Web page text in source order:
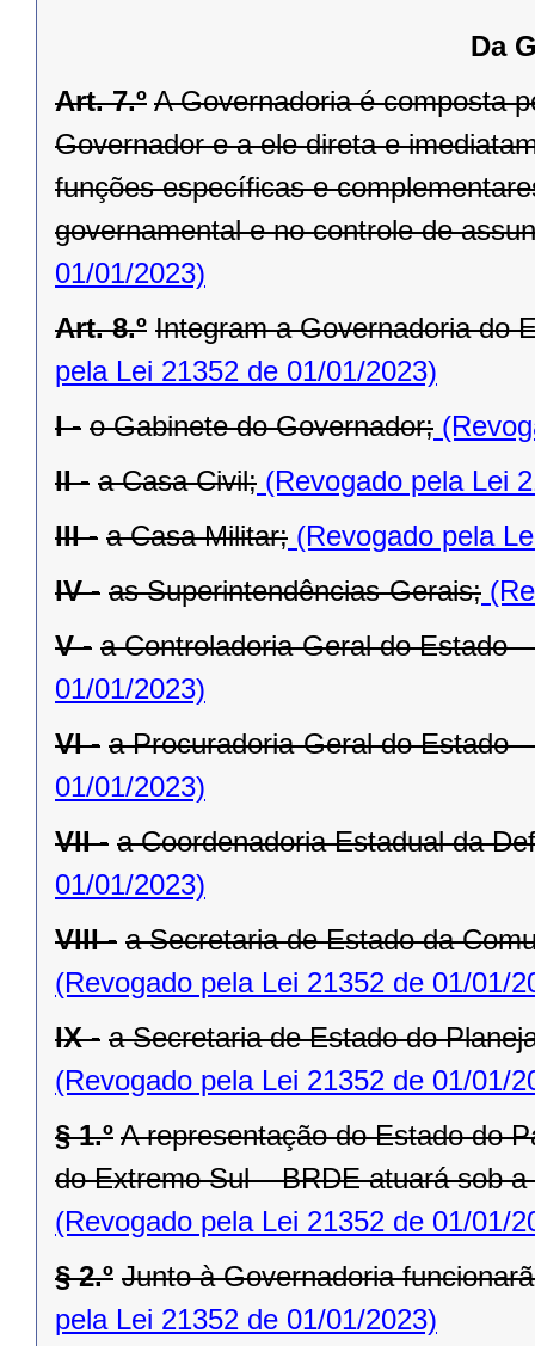
Da
Art. 7.º A Governadoria é composta
Governador e a ele direta e
funções específicas e
governamental e no controle de
01/01/2023)
Art. 8.º Integram a Governadoria do
pela Lei 21352 de 01/01/2023)
I - o Gabinete do Governador;
II - a Casa Civil; (Revogado pela Lei
III - a Casa Militar; (Revogado pela
IV - as Superintendências-Gerais;
V - a Controladoria-Geral do Estado
01/01/2023)
VI - a Procuradoria-Geral do Estado
01/01/2023)
VII - a Coordenadoria Estadual da
01/01/2023)
VIII - a Secretaria de Estado da
(Revogado pela Lei 21352 de 01/01/
IX - a Secretaria de Estado do
(Revogado pela Lei 21352 de 01/01/
§ 1.º A representação do Estado do
do Extremo Sul – BRDE atuará sob
(Revogado pela Lei 21352 de 01/01/
§ 2.º Junto à Governadoria
pela Lei 21352 de 01/01/2023)